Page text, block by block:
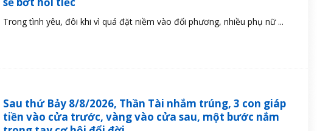
Trong tình yêu, đôi khi vì quá đặt niềm vào đối phương, nhiều phụ nữ ...
Sau thứ Bảy 8/8/2026, Thần Tài nhắm trúng, 3 con giáp
tiền vào cửa trước, vàng vào cửa sau, một bước nắm